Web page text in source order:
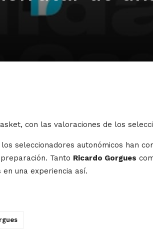
con las valoraciones de los
seleccionadores autonómicos han
Tanto Ricardo Gorgues
una experiencia así.